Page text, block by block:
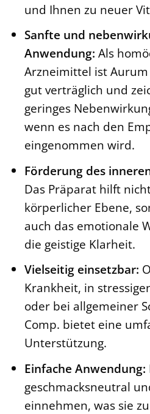
und Ihnen zu neuer
Sanfte und
Anwendung: Als
Arzneimittel ist Aurum
gut verträglich und
geringes
wenn es nach den
eingenommen wird.
Förderung des
Das Präparat hilft
körperlicher Ebene,
auch das emotionale
die geistige Klarheit.
Vielseitig einsetzbar:
Krankheit, in
oder bei allgemeiner
Comp. bietet eine
Unterstützung.
Einfache Anwendung:
geschmacksneutral
einnehmen, was sie